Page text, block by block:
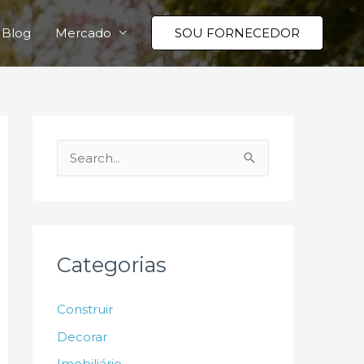
Blog Mercado SOU FORNECEDOR
e
i
r
Categorias
Construir
Decorar